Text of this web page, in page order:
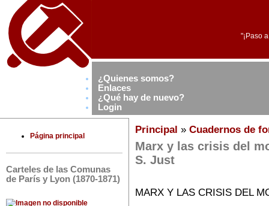
"¡Paso
¿Quienes somos?
Enlaces
¿Qué hay de nuevo?
Login
Página principal
Carteles de las Comunas
de París y Lyon (1870-1871)
Principal » Cuadernos de
Marx y las crisis del
S. Just
MARX Y LAS CRISIS DEL